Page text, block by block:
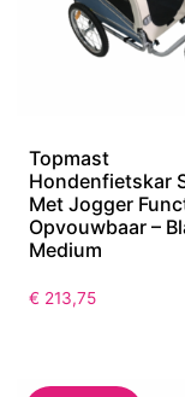
Topmast
Hondenfietskar
Met Jogger
Opvouwbaar –
Medium
€ 213,75